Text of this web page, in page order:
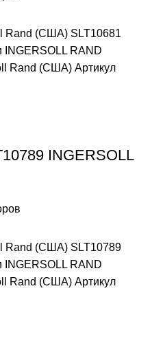
Rand (США) SLT10681
INGERSOLL RAND
Rand (США) Артикул
INGERSOLL
Rand (США) SLT10789
INGERSOLL RAND
Rand (США) Артикул